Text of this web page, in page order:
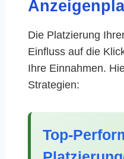
Die Platzierung
Einfluss auf die
Ihre Einnahmen.
Strategien:
Top-